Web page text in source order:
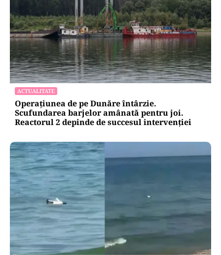
ACTUALITATE
Operațiunea de pe Dunăre întârzie.
Scufundarea barjelor amânată pentru joi.
Reactorul 2 depinde de succesul intervenției